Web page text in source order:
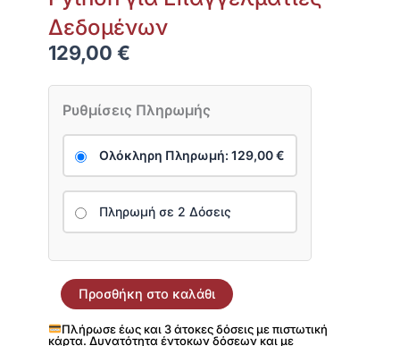
Δεδομένων
129,00 €
Ρυθμίσεις Πληρωμής
Ολόκληρη Πληρωμή: 129,00€
Πληρωμή σε 2 Δόσεις
για
Επαγγελματίες
Προσθήκη στο καλάθι
Πλήρωσε έως και 3 άτοκες δόσεις με πιστωτική
κάρτα. Δυνατότητα έντοκων δόσεων και με